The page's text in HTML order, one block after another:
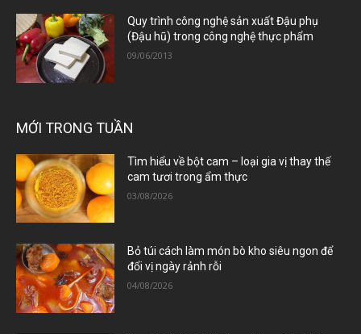
Quy trình công nghệ sản xuất Đậu phụ
(Đậu hũ) trong công nghệ thực phẩm
09/06/2013
MỚI TRONG TUẦN
Tìm hiểu về bột cam – loại gia vị thay thế
cam tươi trong ẩm thực
03/08/2026
Bỏ túi cách làm món bò kho siêu ngon để
đổi vị ngày rảnh rỗi
04/08/2026